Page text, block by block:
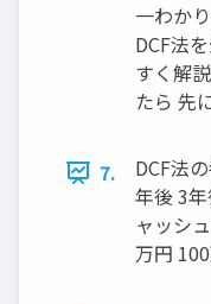
一わか
DCF法
すく解
たら 先
7.
DCF法
年後 3
ャッシ
万円